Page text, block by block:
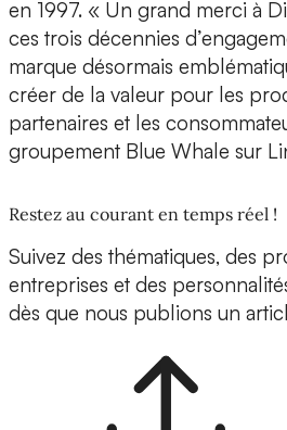
en 1997. « Un grand merci à
ces trois décennies
marque désormais
créer de la valeur pour les
partenaires et les
groupement Blue Whale sur
Restez au courant en temps réel !
Suivez des thématiques, des
entreprises et des
dès que nous publions un